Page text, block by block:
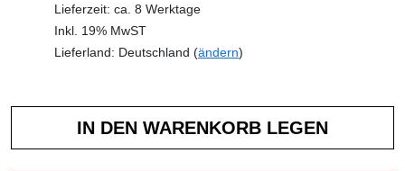
Lieferzeit: ca. 8 Werktage
Inkl. 19% MwST
Lieferland: Deutschland (ändern)